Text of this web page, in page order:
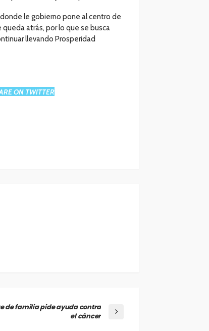
le gobierno pone al centro de
atrás, por lo que se busca
llevando Prosperidad
ON TWITTER
de familia pide ayuda contra
el cáncer